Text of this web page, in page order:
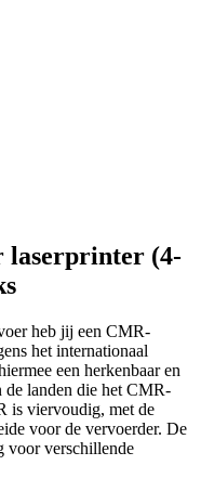
laserprinter (4-
heb jij een CMR-
het internationaal
een herkenbaar en
de landen die het CMR-
is viervoudig, met de
voor de vervoerder. De
voor verschillende